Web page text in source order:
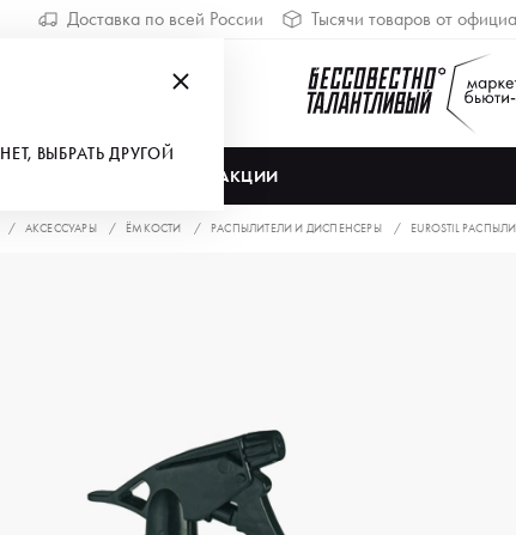
Доставка по всей России Тысячи товаров от
АКЦИИ
НЕТ, ВЫБРАТЬ ДРУГОЙ
АКСЕССУАРЫ ЁМКОСТИ РАСПЫЛИТЕЛИ И ДИСПЕНСЕРЫ EUROSTIL